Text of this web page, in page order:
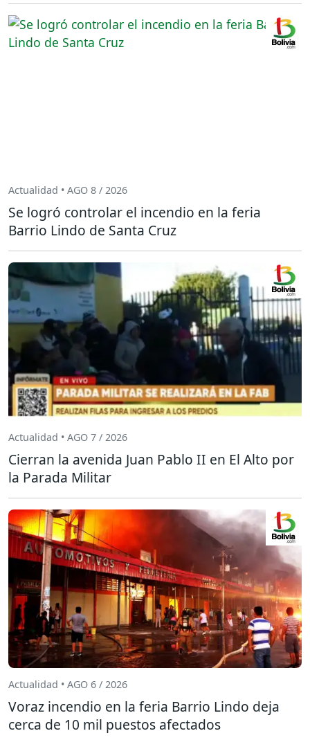
Actualidad • AGO 8 / 2026
Se logró controlar el incendio en la feria
Barrio Lindo de Santa Cruz
Actualidad • AGO 7 / 2026
Cierran la avenida Juan Pablo II en El Alto por
la Parada Militar
Actualidad • AGO 6 / 2026
Voraz incendio en la feria Barrio Lindo deja
cerca de 10 mil puestos afectados